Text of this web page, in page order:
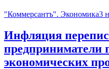
"Коммерсантъ". Экономика3
Инфляция
предприниматели
экономических